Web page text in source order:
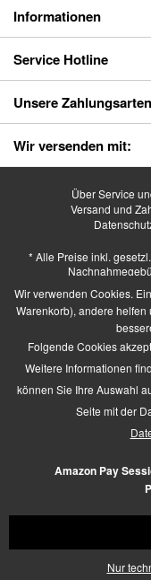
Informationen
Service Hotline
Unsere Zahlungsarten
Wir versenden mit:
Über Service
Versand und
* Alle Preise inkl.
Higher Heels - All
Wir verwenden Cookies.
Warenkorb), andere
Folgende Cookies
Weitere Informationen
können Sie Ihre Auswahl
Seite mit der
Amazon Pay
Nur
Barrierefrei Hilfswerkzeuge
Kontrast +
Links hervorheben
Größerer Text
Zusätzliche Beschreibung
Navigation per Tab-Taste